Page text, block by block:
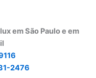
em São Paulo e em
2476